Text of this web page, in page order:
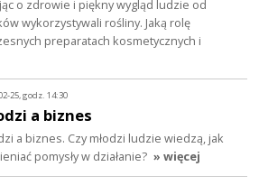
o zdrowie i piękny wygląd ludzie od
wykorzystywali rośliny. Jaką rolę
preparatach kosmetycznych i
25, godz. 14:30
a biznes
a biznes. Czy młodzi ludzie wiedzą, jak
pomysły w działanie? » więcej